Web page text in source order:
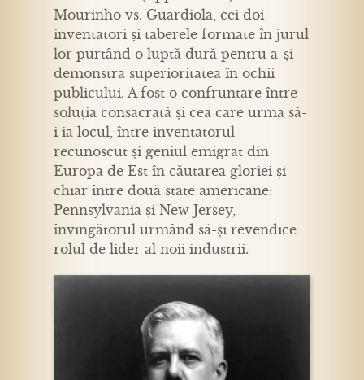
Mourinho vs. Guardiola, cei doi
inventatori și taberele formate în jurul
lor purtând o luptă dură pentru a-și
demonstra superioritatea în ochii
publicului. A fost o confruntare între
soluția consacrată și cea care urma să-
i ia locul, între inventatorul
recunoscut și geniul emigrat din
Europa de Est în căutarea gloriei și
chiar între două state americane:
Pennsylvania și New Jersey,
învingătorul urmând să-și revendice
rolul de lider al noii industrii.